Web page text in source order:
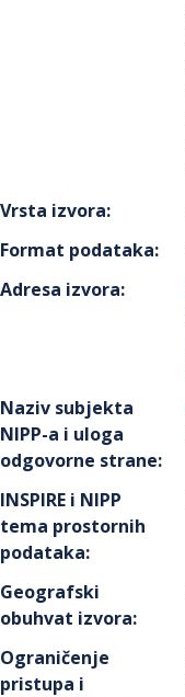
Vrsta izvora:
Format podataka:
Adresa izvora:
Naziv subjekta
NIPP-a i uloga
odgovorne strane:
INSPIRE i NIPP
tema prostornih
podataka:
Geografski
obuhvat izvora:
Ograničenje
pristupa i